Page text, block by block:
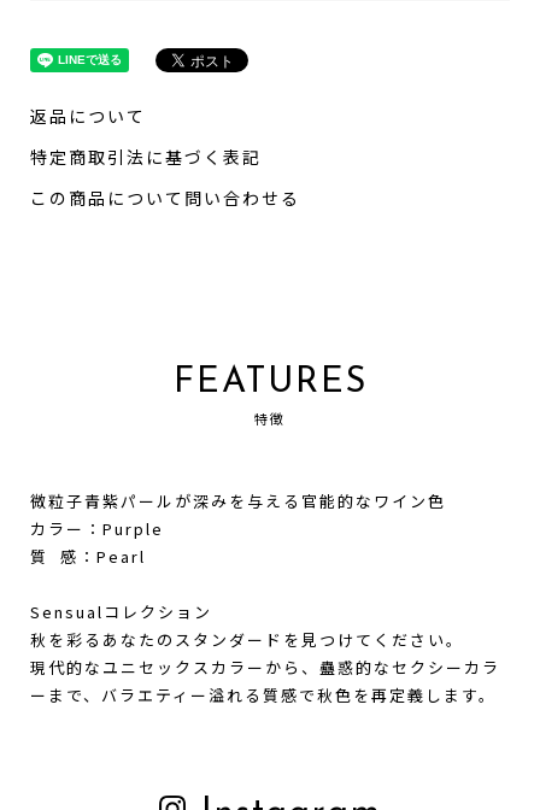
返品について
特定商取引法に基づく表記
この商品について問い合わせる
FEATURES
特徴
微粒子青紫パールが深みを与える官能的なワイン色
カラー：Purple
質 感：Pearl
Sensualコレクション
秋を彩るあなたのスタンダードを見つけてください。
現代的なユニセックスカラーから、蠱惑的なセクシーカラ
ーまで、バラエティー溢れる質感で秋色を再定義します。